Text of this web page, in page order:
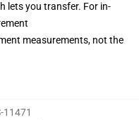
lets you transfer. For in-
measurements, not the
11471